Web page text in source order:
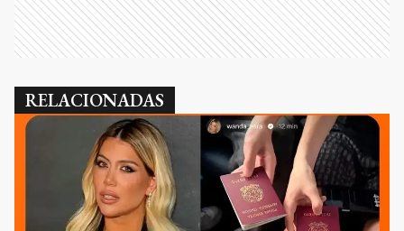
RELACIONADAS